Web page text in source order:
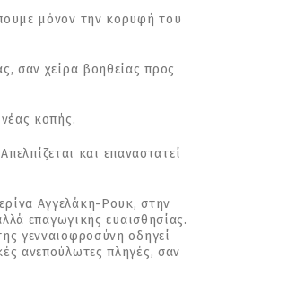
μόνον την κορυφή του
σαν χείρα βοηθείας προς
κοπής.
και επαναστατεί
Αγγελάκη-Ρουκ, στην
επαγωγικής ευαισθησίας.
γενναιοφροσύνη οδηγεί
ανεπούλωτες πληγές, σαν